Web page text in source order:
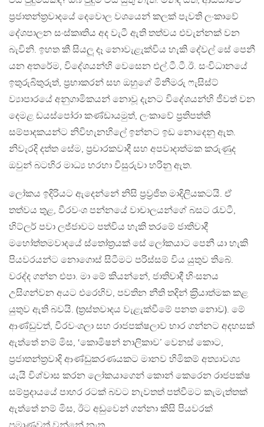
ප‍්‍රජාතන්ත‍්‍රවාදයේ දෙවොල වශයෙන් කලක් පැවති ලංකාවේ
දේශපාලන සංස්කෘතිය අද වැටී ඇති තත්වය එවැන්නක් වන
බැවිනි. ඉහත කී සියලූ දෑ නොවැළැක්විය හැකි දේවල් සේ පෙනී
යන අතරේම, විදේශයන්හි වෙසෙන එල්.ටී.ටී.ඊ. සංවිධානයේ
ඉතුරුබිතුරුත්, ප‍්‍රභාකරන් සහ ඔහුගේ මිනීමරු ෆැසිස්ට්
ව්‍යාපාරයේ අනුගාමිකයන් නොවූ දැනට විදේශයන්හි ජීවත් වන
දෙමළ ඩයස්පෝරා කණ්ඩායමුත්, ලංකාවේ ප‍්‍රතිපත්ති
සම්පාදකයන්ට නිවිහැනහිලේ ඉන්නට ඉඩ නොදෙනු ඇත.
නිවැරදි දත්ත සේම, ප‍්‍රචාරකවාදී සහ අපවාදාත්මක කරුණුද
ඔවුන් බටහිර මාධ්‍ය හරහා විසුරුවා හරිනු ඇත.
ලෝකය ඉදිරියට ඇදෙන්නේ නිසි ප‍්‍රව‍්‍රජිත මාදිලියකටයි. ඒ
තත්වය තුළ, වීරවංශ පන්නයේ වාචාලයන්ගේ බසට රැවටී,
හිට්ලර් පවා ලජ්ජාවට පත්විය හැකි තරමේ ජාතිවාදී
මහෝත්තමවාදයේ ස්තෝත‍්‍රයක් සේ ලෝකයාට පෙනී යා හැකි
පියවරයන්ට නොගොස් සිටීමට පරිස්සම් විය යුතුව තිබේ.
වරද්ද ගන්න එපා. මා මේ කියන්නේ, ජාතිවාදී හිංසනය
උසිගන්වන අයට එරෙහිව, පවතින නීති තදින් ක‍්‍රියාත්මක කළ
යුතුව ඇති බවයි. (ත‍්‍රස්තවාදය වැළැක්වීමේ පනත නොව). මේ
ආණ්ඩුවත්, වීරවංශලා සහ රාජපක්ෂලාව භාර ගන්නට අදහසක්
ඇත්තේ නම් මිස, ‘කොමිෂන් නාලිකාව’ වෙනස් කොට,
ප‍්‍රජාතන්ත‍්‍රවාදි ආණ්ඩුකරණයකට මානව හිමිකම් අත්‍යාවශ්‍ය
යැයි විශ්වාස කරන ලෝකයාගෙන් කොන් කෙරෙන රාජපක්ෂ
සම්ප‍්‍රදායයේ පාහර රටක් බවට නැවතත් පත්වීමට කැමැත්තක්
ඇත්තේ නම් මිස, ඊට අඩුවෙන් ගන්නා කිසි පියවරක්